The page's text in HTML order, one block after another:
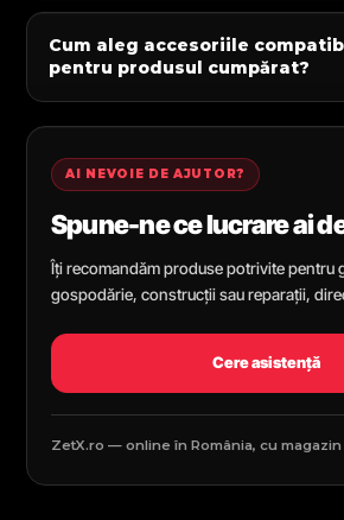
Cum aleg accesoriile
pentru produsul cumpărat?
AI NEVOIE DE AJUTOR?
Spune-ne ce lucrare ai
Îți recomandăm produse potrivite pentru
gospodărie, construcții sau reparații,
Cere asistență
ZetX.ro — online în România, cu